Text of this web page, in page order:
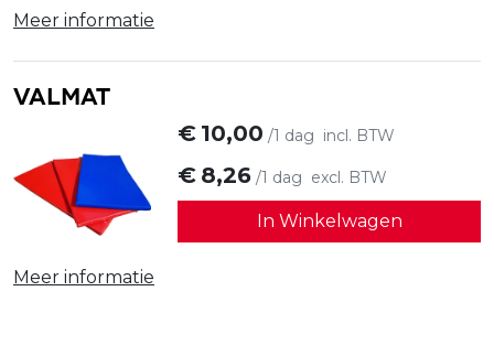
Meer informatie
Valmat
€ 10,00 /1 dag incl. BTW
€ 8,26 /1 dag excl. BTW
In Winkelwagen
Meer informatie